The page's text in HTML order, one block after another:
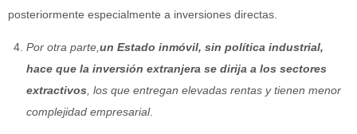
posteriormente especialmente a inversiones directas.
Por otra parte, un Estado inmóvil, sin política industrial,
hace que la inversión extranjera se dirija a los sectores
extractivos , los que entregan elevadas rentas y tienen menor
complejidad empresarial.